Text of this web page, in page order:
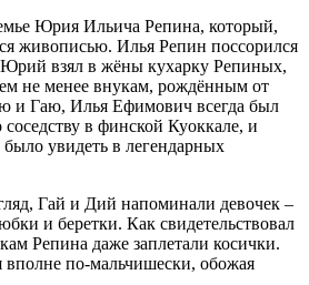
Юрия Ильича Репина, который,
живописью. Илья Репин поссорился
Юрий взял в жёны кухарку Репиных,
не менее внукам, рождённым от
и Гаю, Илья Ефимович всегда был
в финской Куоккале, и
увидеть в легендарных
Гай и Дий напоминали девочек –
и беретки. Как свидетельствовал
Репина даже заплетали косички.
по-мальчишески, обожая